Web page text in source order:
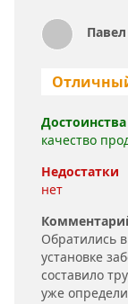
Павел
Достоинства
качество
Недостатки
нет
Обратились
установке
составило
уже